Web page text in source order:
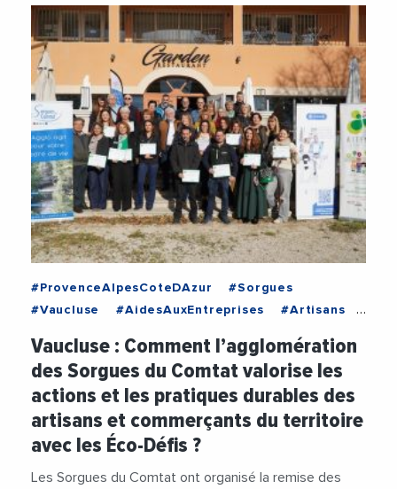
#ProvenceAlpesCoteDAzur
#Sorgues
#Vaucluse
#AidesAuxEntreprises
#Artisans
#JacquelineBouyac
#RegionSudProvenceAlpesCoteDAzur
#SorguesDuComtat
#TransitionEnergetique
Vaucluse : Comment l’agglomération
des Sorgues du Comtat valorise les
actions et les pratiques durables des
artisans et commerçants du territoire
avec les Éco-Défis ?
Les Sorgues du Comtat ont organisé la remise des